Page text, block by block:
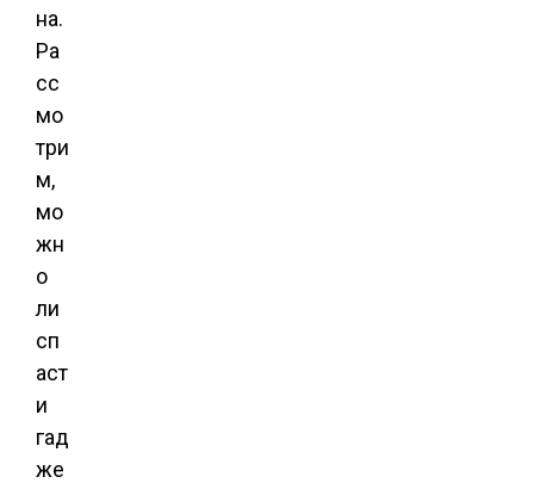
на.
Ра
сс
мо
три
м,
мо
жн
о
ли
сп
аст
и
гад
же